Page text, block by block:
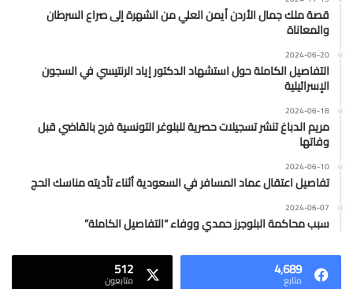
قصة ملك جمال الأردن أيمن العلي من الشهرة إلى صراع السرطان
والمعاناة
2024-06-20
التفاصيل الكاملة حول استشهاد الدكتور إياد الرنتيسي في السجون
الإسرائيلية
2024-06-18
مريم الدباغ تنشر تسجيلات حصرية للبلوغر التونسية فرح بالقاضي قبل
وفاتها
2024-06-10
تفاصيل اعتقال عماد المسافر في السعودية أثناء تأديته مناسك الحج
2024-06-07
سبب محاكمة البلوجرز حمدي ووفاء “التفاصيل الكاملة”
4٬689
متابع 512
متابعون